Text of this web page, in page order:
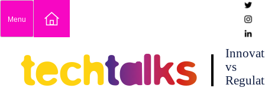
content
Menu
techtalks
vs